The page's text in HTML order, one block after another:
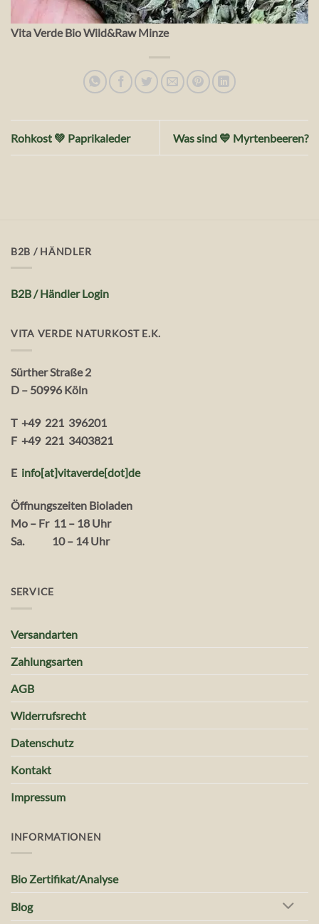
Vita Verde Bio Wild&Raw Minze
Rohkost 💚 Paprikaleder Was sind 💙 Myrtenbeeren?
B2B / HÄNDLER
B2B / Händler Login
VITA VERDE NATURKOST E.K.
Sürther Straße 2
D – 50996 Köln
T +49 221 396201
F +49 221 3403821
E info[at]vitaverde[dot]de
Öffnungszeiten Bioladen
Mo – Fr 11 – 18 Uhr
Sa. 10 – 14 Uhr
SERVICE
Versandarten
Zahlungsarten
AGB
Widerrufsrecht
Datenschutz
Kontakt
Impressum
INFORMATIONEN
Bio Zertifikat/Analyse
Blog